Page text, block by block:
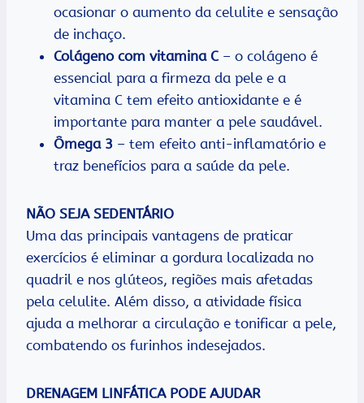
ocasionar o aumento da celulite e sensação
de inchaço.
Colágeno com vitamina C – o colágeno é
essencial para a firmeza da pele e a
vitamina C tem efeito antioxidante e é
importante para manter a pele saudável.
Ômega 3 – tem efeito anti-inflamatório e
traz benefícios para a saúde da pele.
NÃO SEJA SEDENTÁRIO
Uma das principais vantagens de praticar
exercícios é eliminar a gordura localizada no
quadril e nos glúteos, regiões mais afetadas
pela celulite. Além disso, a atividade física
ajuda a melhorar a circulação e tonificar a pele,
combatendo os furinhos indesejados.
DRENAGEM LINFÁTICA PODE AJUDAR